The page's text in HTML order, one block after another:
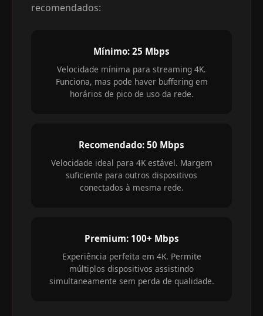
recomendados:
Mínimo: 25 Mbps
Velocidade mínima para streaming 4K.
Funciona, mas pode haver buffering em
horários de pico de uso da rede.
Recomendado: 50 Mbps
Velocidade ideal para 4K estável. Margem
suficiente para outros dispositivos
conectados à mesma rede.
Premium: 100+ Mbps
Experiência perfeita em 4K. Permite
múltiplos dispositivos assistindo
simultaneamente sem perda de qualidade.